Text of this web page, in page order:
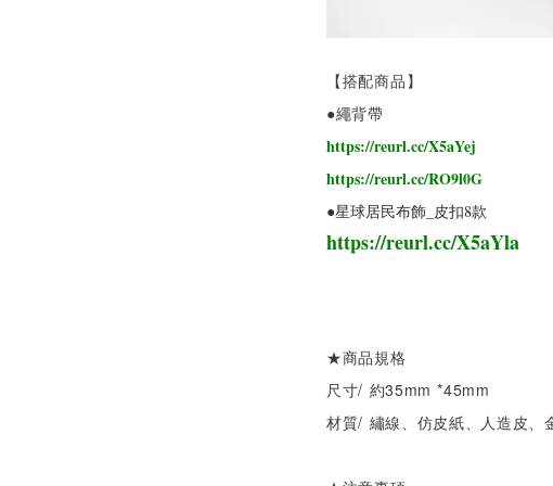
【搭配商品】
●繩背帶
https://reurl.cc/X5aYej
https://reurl.cc/RO9l0G
●星球居民布飾_皮扣8款
https://reurl.cc/X5aYla
★商品規格
尺寸/ 約35mm *45mm
材質/ 繡線、仿皮紙、人造皮、